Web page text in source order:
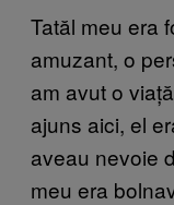
Tatăl meu era
amuzant, o
am avut o
ajuns aici, el
aveau nevoie
meu era